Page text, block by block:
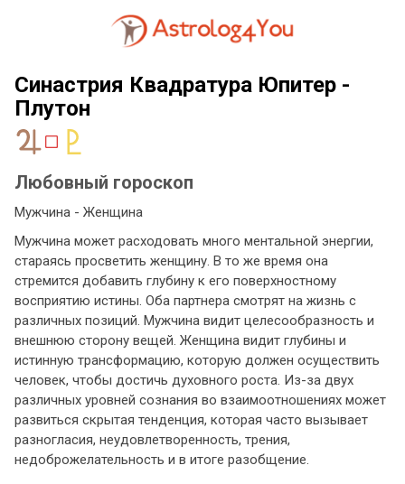
Синастрия Квадратура Юпитер -
Плутон
Любовный гороскоп
Мужчина - Женщина
Мужчина может расходовать много ментальной энергии,
стараясь просветить женщину. В то же время она
стремится добавить глубину к его поверхностному
восприятию истины. Оба партнера смотрят на жизнь с
различных позиций. Мужчина видит целесообразность и
внешнюю сторону вещей. Женщина видит глубины и
истинную трансформацию, которую должен осуществить
человек, чтобы достичь духовного роста. Из-за двух
различных уровней сознания во взаимоотношениях может
развиться скрытая тенденция, которая часто вызывает
разногласия, неудовлетворенность, трения,
недоброжелательность и в итоге разобщение.